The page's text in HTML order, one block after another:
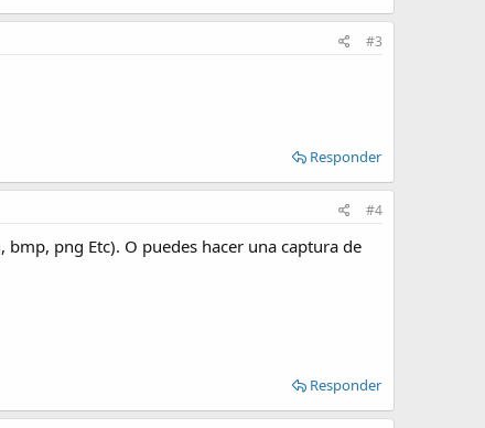
#3
Responder
#4
png Etc). O puedes hacer una captura de
Responder